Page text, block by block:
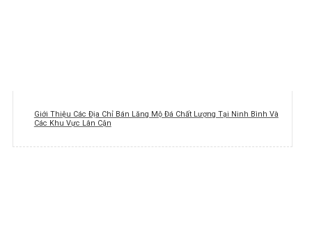
Giới Thiệu Các Địa Chỉ Bán Lăng Mộ Đá Chất Lượng Tại Ninh Bình Và
Các Khu Vực Lân Cận